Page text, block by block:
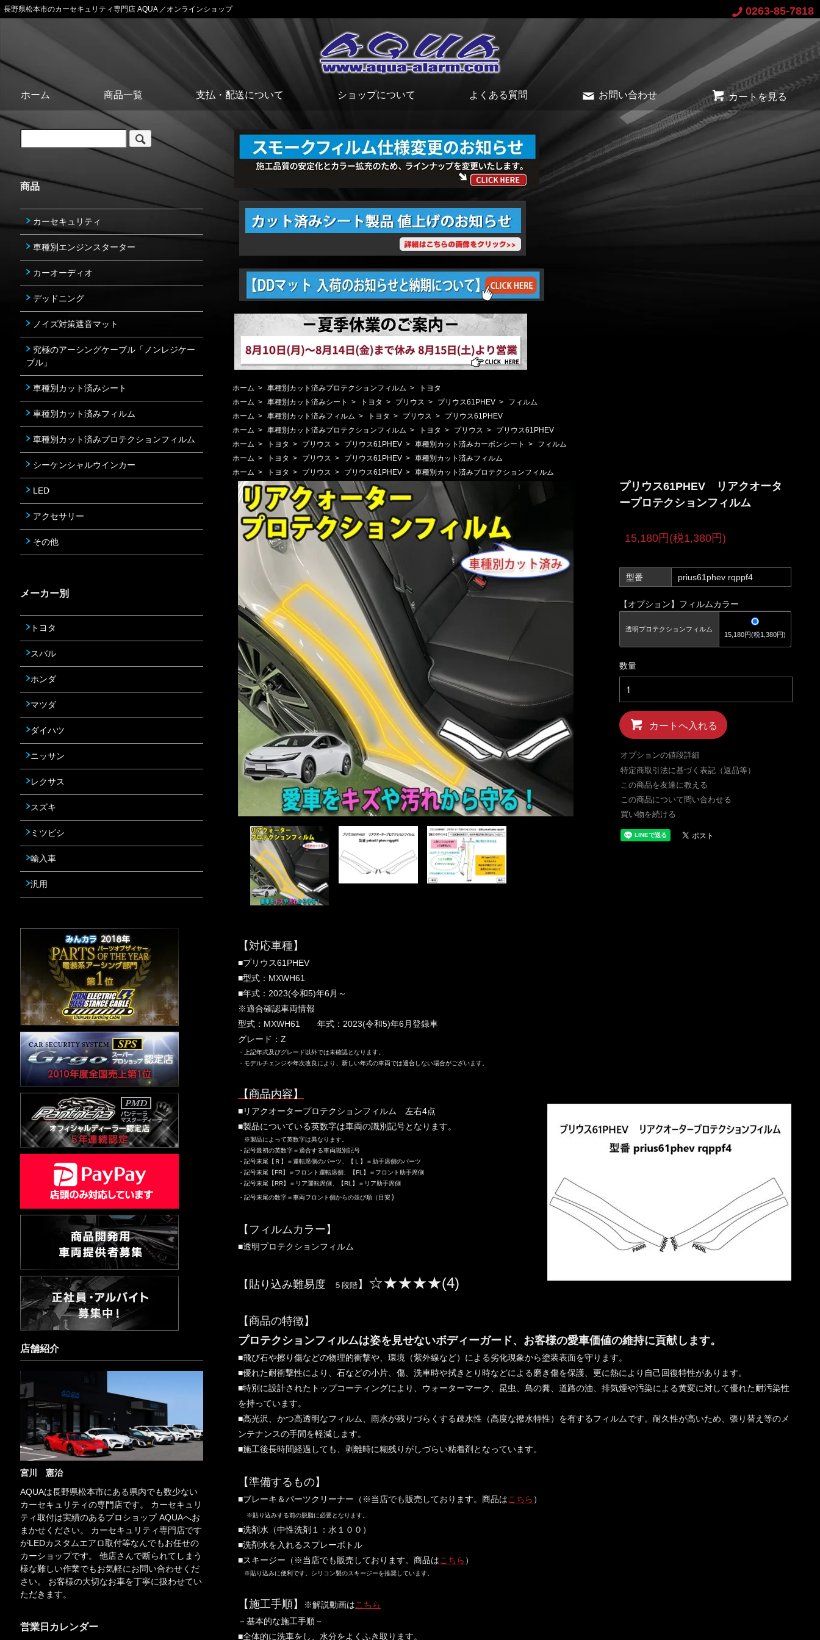
長野県松本市のカーセキュリティ専門店 AQUA ／オンラインショップ 0263-85-7818
ホーム 商品一覧 支払・配送について ショップについて よくある質問 お問い合わせ カートを見る
ホーム > 車種別カット済みプロテクションフィルム >
トヨタ
ホーム > 車種別カット済みシート > トヨタ > プリウス > プリウス61PHEV >
フィルム
ホーム > 車種別カット済みフィルム > トヨタ > プリウス >
プリウス61PHEV
ホーム > 車種別カット済みプロテクションフィルム > トヨタ > プリウス >
プリウス61PHEV
ホーム > トヨタ > プリウス > プリウス61PHEV > 車種別カット済みカーボンシート >
フィルム
ホーム > トヨタ > プリウス > プリウス61PHEV > 車種別カット済みフィルム
ホーム > トヨタ > プリウス > プリウス61PHEV > 車種別カット済みプロテクションフィルム
プリウス61PHEV リアクオータ
ープロテクションフィルム
15,180円(税1,380円)
型番 prius61phev rqppf4
【オプション】フィルムカラー
透明プロテクションフィルム
15,180円(税1,380円)
数量
カートへ入れる
オプションの値段詳細
特定商取引法に基づく表記（返品等）
この商品を友達に教える
この商品について問い合わせる
買い物を続ける
【対応車種】
■プリウス61PHEV
■型式：MXWH61
■年式：2023(令和5)年6月～
※適合確認車両情報
型式：MXWH61 年式：2023(令和5)年6月登録車
グレード：Z
・上記年式及びグレード以外では未確認となります。
・モデルチェンジや年次改良により、新しい年式の車両では適合しない場合がございます。
【商品内容】
■リアクオータープロテクションフィルム 左右4点
■製品についている英数字は車両の識別記号となります。
※製品によって英数字は異なります。
・記号最初の英数字＝適合する車両識別記号
・記号末尾【Ｒ】＝運転席側のパーツ、【Ｌ】＝助手席側のパーツ
・記号末尾【FR】＝フロント運転席側、【FL】＝フロント助手席側
・記号末尾【RR】＝リア運転席側、【RL】＝リア助手席側
・記号末尾の数字＝車両フロント側からの並び順（目安）
【フィルムカラー】
■透明プロテクションフィルム
【貼り込み難易度 ５段階 】 ☆★★★★(4)
【商品の特徴】
プロテクションフィルムは姿を見せないボディーガード、お客様の愛車価値の維持に貢献します。
■飛び石や擦り傷などの物理的衝撃や、環境（紫外線など）による劣化現象から塗装表面を守ります。
■優れた耐衝撃性により、石などの小片、傷、洗車時や拭きとり時などによる磨き傷を保護、更に熱により自己回復特性があります。
■特別に設計されたトップコーティングにより、ウォーターマーク、昆虫、鳥の糞、道路の油、排気煙や汚染による黄変に対して優れた耐汚染性
を持っています。
■高光沢、かつ高透明なフィルム、雨水が残りづらくする疎水性（高度な撥水特性）を有するフィルムです。耐久性が高いため、張り替え等のメ
ンテナンスの手間を軽減します。
■施工後長時間経過しても、剥離時に糊残りがしづらい粘着剤となっています。
【準備するもの】
■ブレーキ＆パーツクリーナー（※当店でも販売しております。商品はこちら ）
※貼り込みする前の脱脂に必要となります。
■洗剤水（中性洗剤１：水１００）
■洗剤水を入れるスプレーボトル
■スキージー（※当店でも販売しております。商品はこちら ）
※貼り込みに便利です。シリコン製のスキージーを推奨しています。
【施工手順】 ※解説動画はこちら
－基本的な施工手順－
■全体的に洗車をし、水分をよくふき取ります。
商品
カーセキュリティ
車種別エンジンスターター
カーオーディオ
デッドニング
ノイズ対策遮音マット
究極のアーシングケーブル「ノンレジケー
ブル」
車種別カット済みシート
車種別カット済みフィルム
車種別カット済みプロテクションフィルム
シーケンシャルウインカー
LED
アクセサリー
その他
メーカー別
トヨタ
スバル
ホンダ
マツダ
ダイハツ
ニッサン
レクサス
スズキ
ミツビシ
輸入車
汎用
店舗紹介
宮川 憲治
AQUAは長野県松本市にある県内でも数少ない
カーセキュリティの専門店です。 カーセキュリ
ティ取付は実績のあるプロショップ AQUAへお
まかせください。 カーセキュリティ専門店です
がLEDカスタムエアロ取付等なんでもお任せの
カーショップです。 他店さんで断られてしまう
様な難しい作業でもお気軽にお問い合わせくだ
さい。 お客様の大切なお車を丁寧に扱わせてい
ただきます。
営業日カレンダー